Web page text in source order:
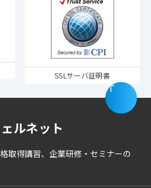
SSLサーバ証明書
ルネット
取得講習、企業研修・セミナーの